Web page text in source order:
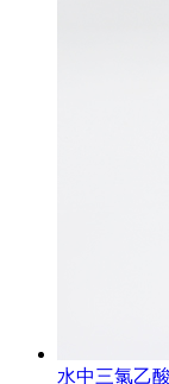
水中三氯乙